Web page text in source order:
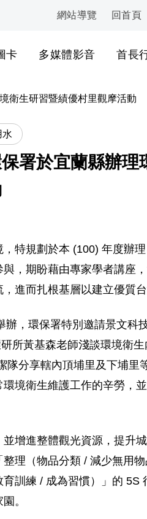
:::
網站導覽 回首頁
卡 多媒體影音 首長
衛生研習暨績優村里觀摩活動
水
署於宜蘭縣辦
特規劃於本 (100) 年度辦
，期盼藉由專家學者講座
進而扎根基層以建立優質台
，環保署特別邀請景文科
所黃基森老師淺談環境衛
分享轄內頂埔里及下埔里
境衛生維護工作的辛勞，
增進整體觀光資源，提升
理（物品分類 / 減少無用
訓練 / 成為習慣）」的 5S
。